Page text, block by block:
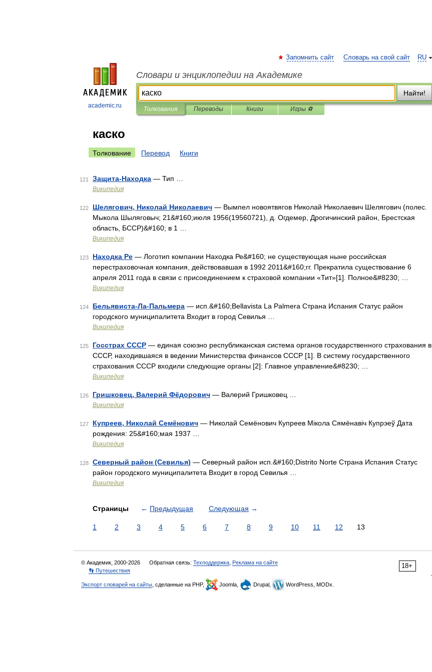
academic.ru
RU
Запомнить сайт Словарь на свой сайт
Словари и энциклопедии на Академике
Найти!
Толкования Переводы Книги Игры ⚽
каско
Толкование Перевод Книги
121 Защита-Находка — Тип …
Википедия
122 Шелягович, Николай Николаевич — Вымпел новоятвягов Николай Николаевич Шелягович (полес.
Мыкола Шыляговыч; 21&#160;июля 1956(19560721), д. Огдемер, Дрогичинский район, Брестская
область, БССР)&#160; в 1 …
Википедия
123 Находка Ре — Логотип компании Находка Ре&#160; не существующая ныне российская
перестраховочная компания, действовавшая в 1992 2011&#160;гг. Прекратила существование 6
апреля 2011 года в связи с присоединением к страховой компании «Тит»[1]. Полное&#8230; …
Википедия
124 Бельявиста-Ла-Пальмера — исп.&#160;Bellavista La Palmera Страна Испания Статус район
городского муниципалитета Входит в город Севилья …
Википедия
125 Госстрах СССР — единая союзно республиканская система органов государственного страхования в
СССР, находившаяся в ведении Министерства финансов СССР [1]. В систему государственного
страхования СССР входили следующие органы [2]: Главное управление&#8230; …
Википедия
126 Гришковец, Валерий Фёдорович — Валерий Гришковец …
Википедия
127 Купреев, Николай Семёнович — Николай Семёнович Купреев Мікола Сямёнавіч Купрэеў Дата
рождения: 25&#160;мая 1937 …
Википедия
128 Северный район (Севилья) — Северный район исп.&#160;Distrito Norte Страна Испания Статус
район городского муниципалитета Входит в город Севилья …
Википедия
Страницы ← Предыдущая Следующая →
1 2 3 4 5 6 7 8 9 10 11 12 13
18+
© Академик, 2000-2026 Обратная связь: Техподдержка Реклама на сайте
👣 Путешествия
Экспорт словарей на сайты , сделанные на PHP, Joomla, Drupal, WordPress, MODx.